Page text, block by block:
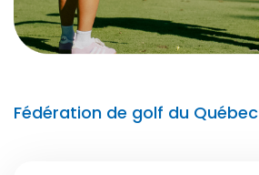
Fédération de golf du Québec